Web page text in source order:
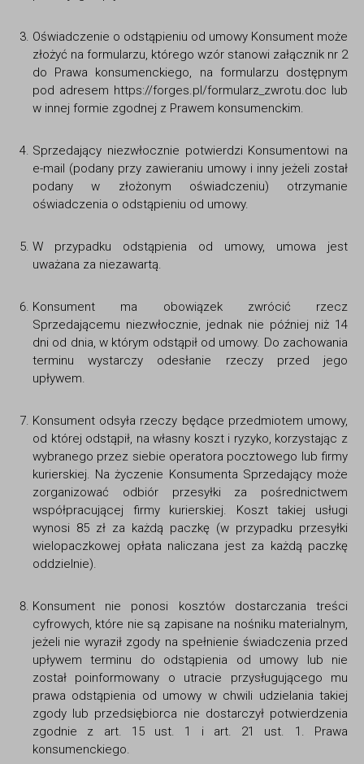
Oświadczenie o odstąpieniu od umowy Konsument może
złożyć na formularzu, którego wzór stanowi załącznik nr 2
do Prawa konsumenckiego, na formularzu dostępnym
pod adresem https://forges.pl/formularz_zwrotu.doc lub
w innej formie zgodnej z Prawem konsumenckim.
Sprzedający niezwłocznie potwierdzi Konsumentowi na
e-mail (podany przy zawieraniu umowy i inny jeżeli został
podany w złożonym oświadczeniu) otrzymanie
oświadczenia o odstąpieniu od umowy.
W przypadku odstąpienia od umowy, umowa jest
uważana za niezawartą.
Konsument ma obowiązek zwrócić rzecz
Sprzedającemu niezwłocznie, jednak nie później niż 14
dni od dnia, w którym odstąpił od umowy. Do zachowania
terminu wystarczy odesłanie rzeczy przed jego
upływem.
Konsument odsyła rzeczy będące przedmiotem umowy,
od której odstąpił, na własny koszt i ryzyko, korzystając z
wybranego przez siebie operatora pocztowego lub firmy
kurierskiej. Na życzenie Konsumenta Sprzedający może
zorganizować odbiór przesyłki za pośrednictwem
współpracującej firmy kurierskiej. Koszt takiej usługi
wynosi 85 zł za każdą paczkę (w przypadku przesyłki
wielopaczkowej opłata naliczana jest za każdą paczkę
oddzielnie).
Konsument nie ponosi kosztów dostarczania treści
cyfrowych, które nie są zapisane na nośniku materialnym,
jeżeli nie wyraził zgody na spełnienie świadczenia przed
upływem terminu do odstąpienia od umowy lub nie
został poinformowany o utracie przysługującego mu
prawa odstąpienia od umowy w chwili udzielania takiej
zgody lub przedsiębiorca nie dostarczył potwierdzenia
zgodnie z art. 15 ust. 1 i art. 21 ust. 1. Prawa
konsumenckiego.